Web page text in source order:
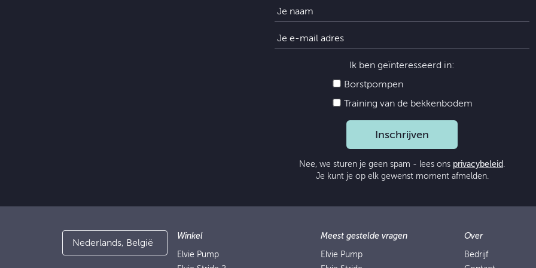
Ik ben geïnteresseerd in:
Borstpompen
Training van de bekkenbodem
Inschrijven
Nee, we sturen je geen spam - lees ons privacybeleid .
Je kunt je op elk gewenst moment afmelden.
Nederlands, België
Winkel
Elvie Pump
Meest gestelde vragen
Elvie Pump
Over
Bedrijf